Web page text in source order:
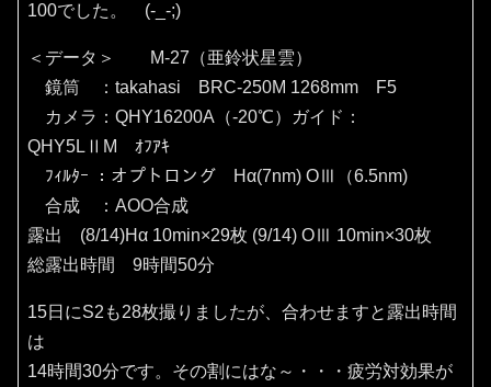
100でした。 (-_-;)
＜データ＞ M-27（亜鈴状星雲）
鏡筒 ：takahasi BRC-250M 1268mm F5
カメラ：QHY16200A（‐20℃）ガイド：
QHY5LⅡM ｵﾌｱｷ
ﾌｨﾙﾀｰ ：オプトロング Hα(7nm) OⅢ（6.5nm)
合成 ：AOO合成
露出 (8/14)Hα 10min×29枚 (9/14) OⅢ 10min×30枚
総露出時間 9時間50分
15日にS2も28枚撮りましたが、合わせますと露出時間
は
14時間30分です。その割にはな～・・・疲労対効果が